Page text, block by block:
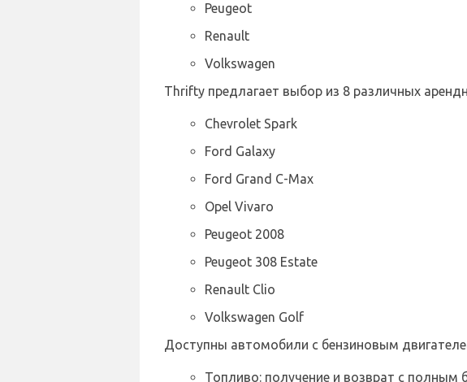
Peugeot
Renault
Volkswagen
Thrifty предлагает выбор из 8 различных
Chevrolet Spark
Ford Galaxy
Ford Grand C-Max
Opel Vivaro
Peugeot 2008
Peugeot 308 Estate
Renault Clio
Volkswagen Golf
Доступны автомобили с бензиновым
Топливо: получение и возврат с полным